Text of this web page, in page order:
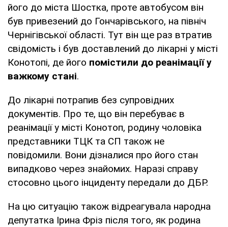
його до міста Шостка, проте автобусом він
був привезений до Гончарівського, на північ
Чернігівської області. Тут він ще раз втратив
свідомість і був доставлений до лікарні у місті
Конотопі, де його помістили до реанімації у
важкому стані.
До лікарні потрапив без супровідних
документів. Про те, що він перебуває в
реанімації у місті Конотоп, родину чоловіка
представники ТЦК та СП також не
повідомили. Вони дізналися про його стан
випадково через знайомих. Наразі справу
стосовно цього інциденту передали до ДБР.
На цю ситуацію також відреагувала народна
депутатка Ірина Фріз після того, як родина